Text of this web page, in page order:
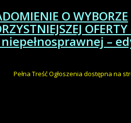
O WYBORZE
–
Pełna Treść Ogłoszenia dostępna na